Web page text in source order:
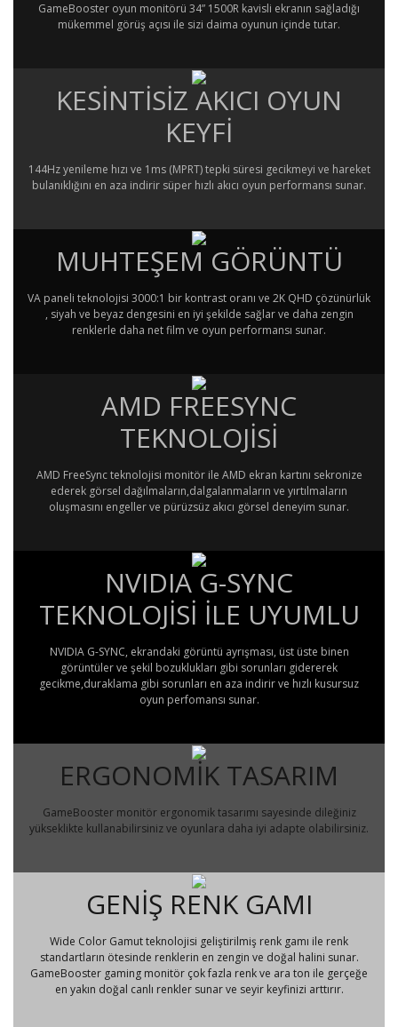
GameBooster oyun monitörü 34” 1500R kavisli ekranın sağladığı
mükemmel görüş açısı ile sizi daima oyunun içinde tutar.
KESİNTİSİZ AKICI OYUN
KEYFİ
144Hz yenileme hızı ve 1ms (MPRT) tepki süresi gecikmeyi ve hareket
bulanıklığını en aza indirir süper hızlı akıcı oyun performansı sunar.
MUHTEŞEM GÖRÜNTÜ
VA paneli teknolojisi 3000:1 bir kontrast oranı ve 2K QHD çözünürlük
, siyah ve beyaz dengesini en iyi şekilde sağlar ve daha zengin
renklerle daha net film ve oyun performansı sunar.
AMD FREESYNC
TEKNOLOJİSİ
AMD FreeSync teknolojisi monitör ile AMD ekran kartını sekronize
ederek görsel dağılmaların,dalgalanmaların ve yırtılmaların
oluşmasını engeller ve pürüzsüz akıcı görsel deneyim sunar.
NVIDIA G-SYNC
TEKNOLOJİSİ İLE UYUMLU
NVIDIA G-SYNC, ekrandaki görüntü ayrışması, üst üste binen
görüntüler ve şekil bozuklukları gibi sorunları gidererek
gecikme,duraklama gibi sorunları en aza indirir ve hızlı kusursuz
oyun perfomansı sunar.
ERGONOMİK TASARIM
GameBooster monitör ergonomik tasarımı sayesinde dileğiniz
yükseklikte kullanabilirsiniz ve oyunlara daha iyi adapte olabilirsiniz.
GENİŞ RENK GAMI
Wide Color Gamut teknolojisi geliştirilmiş renk gamı ile renk
standartların ötesinde renklerin en zengin ve doğal halini sunar.
GameBooster gaming monitör çok fazla renk ve ara ton ile gerçeğe
en yakın doğal canlı renkler sunar ve seyir keyfinizi arttırır.